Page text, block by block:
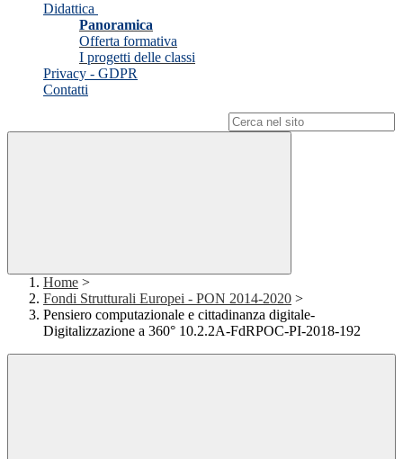
Didattica
Panoramica
Offerta formativa
I progetti delle classi
Privacy - GDPR
Contatti
Home >
Fondi Strutturali Europei - PON 2014-2020 >
Pensiero computazionale e cittadinanza digitale-
Digitalizzazione a 360° 10.2.2A-FdRPOC-PI-2018-192